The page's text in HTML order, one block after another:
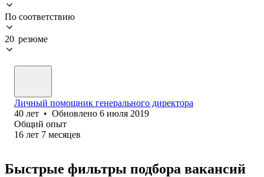
По соответствию
20 резюме
Личный помощник генерального директора
40 лет • Обновлено 6 июля 2019
Общий опыт
16 лет 7 месяцев
Быстрые фильтры подбора вакансий